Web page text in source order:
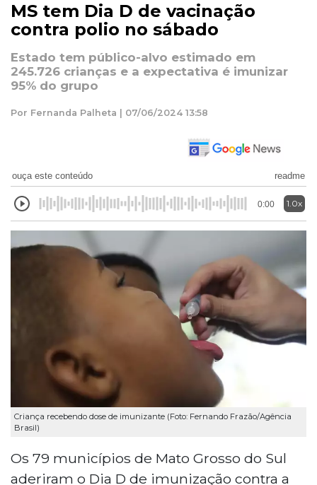
MS tem Dia D de vacinação
contra polio no sábado
Estado tem público-alvo estimado em
245.726 crianças e a expectativa é imunizar
95% do grupo
Por Fernanda Palheta | 07/06/2024 13:58
ouça este conteúdo readme
0:00 1.0x
Criança recebendo dose de imunizante (Foto: Fernando Frazão/Agência
Brasil)
Os 79 municípios de Mato Grosso do Sul
aderiram o Dia D de imunização contra a